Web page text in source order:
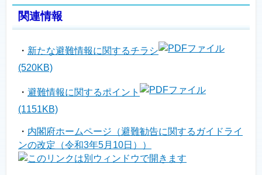
関連情報
・ 新たな避難情報に関するチラシ
(520KB)
・ 避難情報に関するポイント
(1151KB)
・ 内閣府ホームページ（避難勧告に関するガイドライ
ンの改定（令和3年5月10日））